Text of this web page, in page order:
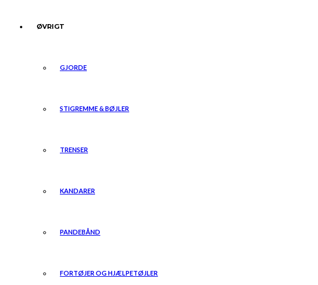
ØVRIGT
GJORDE
STIGREMME & BØJLER
TRENSER
KANDARER
PANDEBÅND
FORTØJER OG HJÆLPETØJLER